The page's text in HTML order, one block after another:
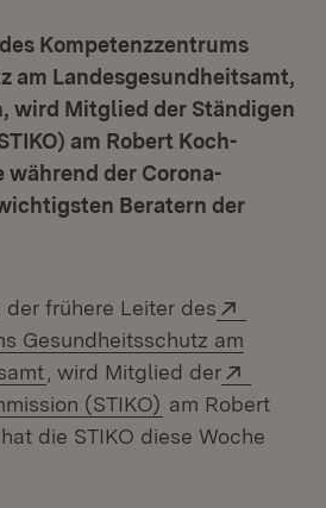
Kompetenzzentrums
am Landesgesundheitsamt,
wird Mitglied der Ständigen
am Robert Koch-
der Corona-
Beratern der
frühere Leiter des
Gesundheitsschutz am
(Öffnet in neuem Fenster)
, wird Mitglied der
(STIKO) (Öffnet in
am Robert
die STIKO diese Woche